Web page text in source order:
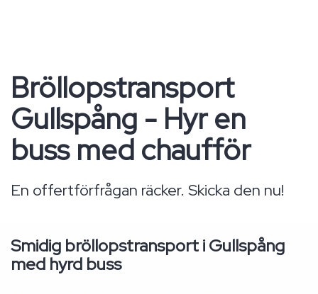
Bröllopstransport
Gullspång - Hyr en
buss med chaufför
En offertförfrågan räcker. Skicka den nu!
Smidig bröllopstransport i Gullspång
med hyrd buss